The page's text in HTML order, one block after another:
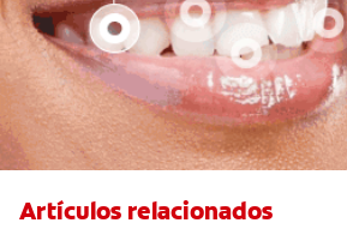
Artículos relacionados